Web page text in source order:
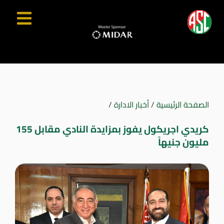
الصفحة الرئيسية/أخبار الادارة/
كريدي اجريكول يفوز بمزايدة النادي مقابل 155
مليون جنيهاً